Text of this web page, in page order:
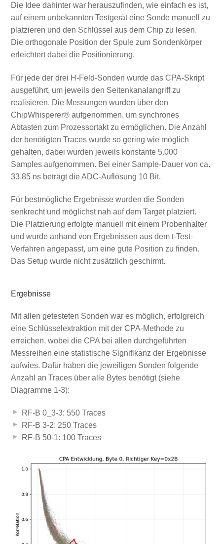
Die Idee dahinter war herauszufinden, wie einfach es ist,
auf einem unbekannten Testgerät eine Sonde manuell zu
platzieren und den Schlüssel aus dem Chip zu lesen.
Die orthogonale Position der Spule zum Sondenkörper
erleichtert dabei die Positionierung.
Für jede der drei H-Feld-Sonden wurde das CPA-Skript
ausgeführt, um jeweils den Seitenkanalangriff zu
realisieren. Die Messungen wurden über den
ChipWhisperer® aufgenommen, um synchrones
Abtasten zum Prozessortakt zu ermöglichen. Die Anzahl
der benötigten Traces wurde so gering wie möglich
gehalten, dabei wurden jeweils konstante 5.000
Samples aufgenommen. Bei einer Sample-Dauer von ca.
33,85 ns beträgt die ADC-Auflösung 10 Bit.
Für bestmögliche Ergebnisse wurden die Sonden
senkrecht und möglichst nah auf dem Target platziert.
Die Platzierung erfolgte manuell mit einem Probenhalter
und wurde anhand von Ergebnissen aus dem t-Test-
Verfahren angepasst, um eine gute Position zu finden.
Das Setup wurde nicht zusätzlich geschirmt.
Ergebnisse
Mit allen getesteten Sonden war es möglich, erfolgreich
eine Schlüsselextraktion mit der CPA-Methode zu
erreichen, wobei die CPA bei allen durchgeführten
Messreihen eine statistische Signifikanz der Ergebnisse
aufwies. Dafür haben die jeweiligen Sonden folgende
Anzahl an Traces über alle Bytes benötigt (siehe
Diagramme 1-3):
RF-B 0_3-3: 550 Traces
RF-B 3-2: 250 Traces
RF-B 50-1: 100 Traces